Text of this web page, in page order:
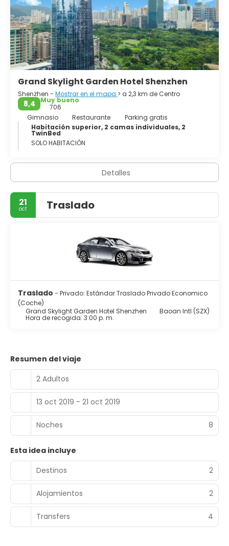
Grand Skylight Garden Hotel Shenzhen
Shenzhen - Mostrar en el mapa > a 2,3 km de Centro
8,4
Muy bueno
706
Gimnasio
Restaurante
Parking gratis
Habitación superior, 2 camas individuales, 2
TwinBed
SOLO HABITACIÓN
Detalles
21
oct Traslado
Traslado - Privado: Estándar Traslado Privado Economico
(Coche)
Grand Skylight Garden Hotel Shenzhen
Baoan Intl (SZX)
Hora de recogida: 3:00 p. m.
Resumen del viaje
2 Adultos
13 oct 2019 - 21 oct 2019
Noches 8
Esta idea incluye
Destinos
2
Alojamientos 2
Transfers 4